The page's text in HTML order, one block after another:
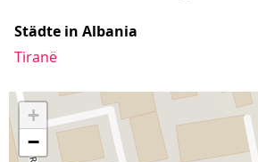
Städte in Albania
Tiranë
+
−